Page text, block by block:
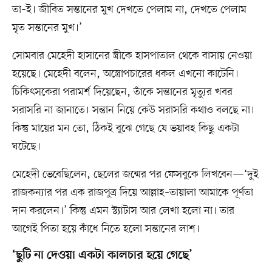
তা–ই। জীবিত সন্তানের মুখ দেখতে পেলাম না, দেখতে পেলাম
মৃত সন্তানের মুখ।’
সোমবার মেহেদী হাসানের স্ত্রীকে হাসপাতাল থেকে বাসায় নেওয়া
হয়েছে। মেহেদী বলেন, অস্ত্রোপচারের ধকল এখনো কাটেনি।
চিকিৎসকেরা পরামর্শ দিয়েছেন, তাঁকে সন্তানের মৃত্যুর খবর
সরাসরি না জানাতে। সন্তান নিয়ে কেউ সরাসরি কথাও বলছে না।
কিন্তু মায়ের মন তো, ঠিকই বুঝে গেছে যে ভয়াবহ কিছু একটা
ঘটেছে।
মেহেদী ভেবেছিলেন, ছেলের জন্মের পর ফেসবুকে লিখবেন—‘দুই
রাজকন্যার পর এক রাজপুত্র দিয়ে আল্লাহ–তায়ালা আমাকে পূর্ণতা
দান করলেন।’ কিন্তু এমন স্ট্যাটাস আর লেখা হলো না। তার
আগেই পিতা হয়ে কাঁধে নিতে হলো সন্তানের লাশ।
‘ছুটি না দেওয়া একটা কালচার হয়ে গেছে’